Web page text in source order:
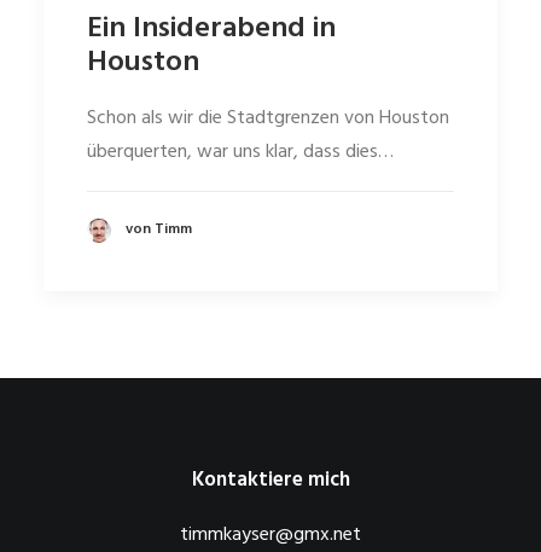
Ein Insiderabend in
Houston
Schon als wir die Stadtgrenzen von Houston
überquerten, war uns klar, dass dies…
von Timm
Kontaktiere mich
timmkayser@gmx.net